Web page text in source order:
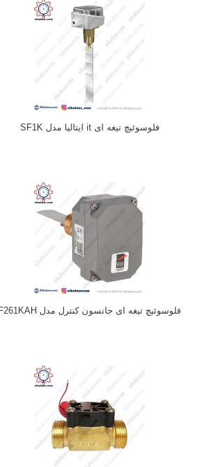
فلوسوئیچ تیغه ای it ایتالیا مدل SF1K
فلوسوئیچ تیغه ای جانسون کنترل مدل F261KAH